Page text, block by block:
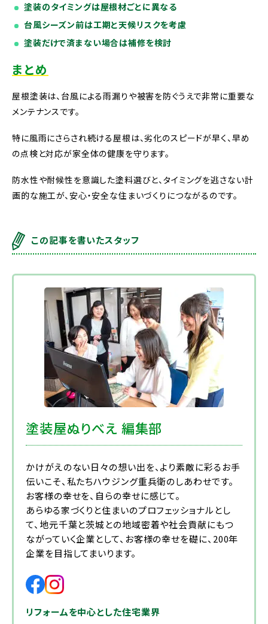
塗装のタイミングは屋根材ごとに異なる
台風シーズン前は工期と天候リスクを考慮
塗装だけで済まない場合は補修を検討
まとめ
屋根塗装は、台風による雨漏りや被害を防ぐうえで非常に重要な
メンテナンスです。
特に風雨にさらされ続ける屋根は、劣化のスピードが早く、早め
の点検と対応が家全体の健康を守ります。
防水性や耐候性を意識した塗料選びと、タイミングを逃さない計
画的な施工が、安心・安全な住まいづくりにつながるのです。
この記事を書いたスタッフ
塗装屋ぬりべえ 編集部
かけがえのない日々の想い出を、より素敵に彩るお手
伝いこそ、私たちハウジング重兵衛のしあわせです。
お客様の幸せを、自らの幸せに感じて。
あらゆる家づくりと住まいのプロフェッショナルとし
て、地元千葉と茨城との地域密着や社会貢献にもつ
ながっていく企業として、お客様の幸せを礎に、200年
企業を目指してまいります。
リフォームを中心とした住宅業界